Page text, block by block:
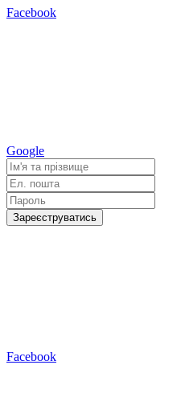
Facebook
Google
Зареєструватись
Facebook